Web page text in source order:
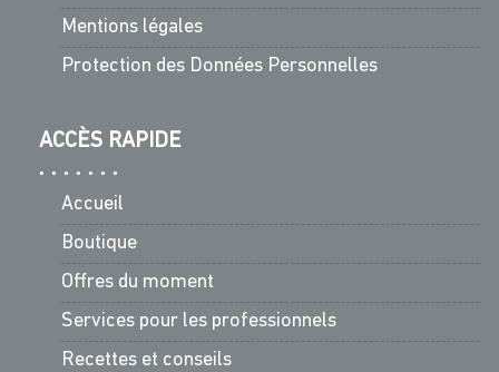
Mentions légales
Protection des Données Personnelles
ACCÈS RAPIDE
Accueil
Boutique
Offres du moment
Services pour les professionnels
Recettes et conseils